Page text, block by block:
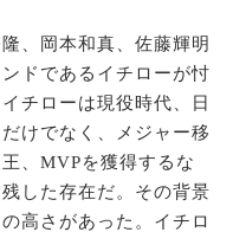
、岡本和真、佐藤輝明
ドであるイチローが忖
チローは現役時代、日
けでなく、メジャー移
、MVPを獲得するな
した存在だ。その背景
高さがあった。イチロ